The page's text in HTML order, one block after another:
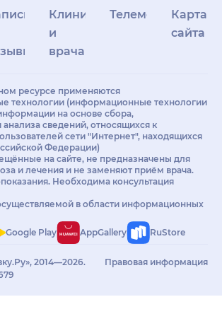
Клиникам
и
врачам
Телемедицина
Карта
сайта
ресурсе применяются
технологии (информационные технологии
на основе сбора,
анализа сведений, относящихся к
сети "Интернет", находящихся
Федерации)
на сайте, не предназначены для
и лечения и не заменяют приём врача.
Необходима консультация
в области информационных
Google Play AppGallery RuStore
2014—2026.
Правовая информация